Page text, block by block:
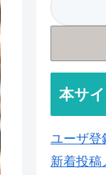
本サ
ユーザ登
新着投稿